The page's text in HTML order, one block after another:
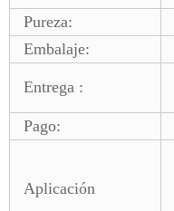
Pureza:
Embalaje:
Entrega :
Pago:
Aplicación